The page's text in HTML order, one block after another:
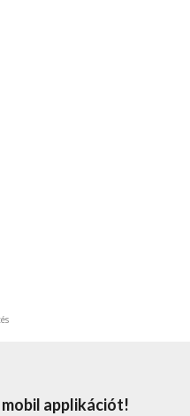
applikációt!